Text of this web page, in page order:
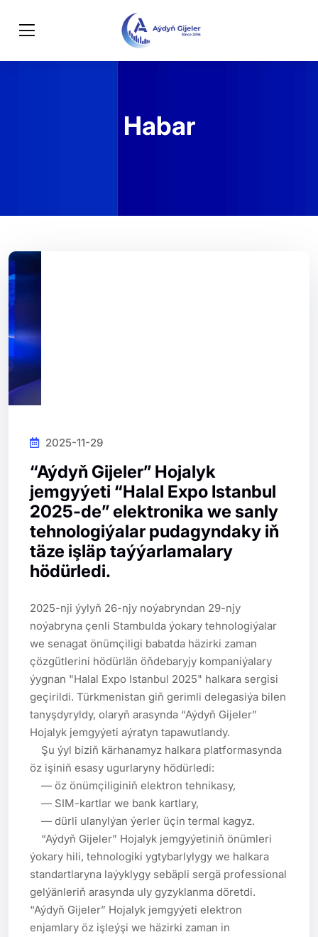
Habar
2025-11-29
“Aýdyň Gijeler” Hojalyk
jemgyýeti “Halal Expo Istanbul
2025-de” elektronika we sanly
tehnologiýalar pudagyndaky iň
täze işläp taýýarlamalary
hödürledi.
2025-nji ýylyň 26-njy noýabryndan 29-njy
noýabryna çenli Stambulda ýokary tehnologiýalar
we senagat önümçiligi babatda häzirki zaman
çözgütlerini hödürlän öňdebaryjy kompaniýalary
ýygnan "Halal Expo Istanbul 2025" halkara sergisi
geçirildi. Türkmenistan giň gerimli delegasiýa bilen
tanyşdyryldy, olaryň arasynda “Aýdyň Gijeler”
Hojalyk jemgyýeti aýratyn tapawutlandy.
öz işiniň esasy ugurlaryny hödürledi:
ýokary hili, tehnologiki ygtybarlylygy we halkara
standartlaryna laýyklygy sebäpli sergä professional
gelýänleriň arasynda uly gyzyklanma döretdi.
“Aýdyň Gijeler” Hojalyk jemgyýeti elektron
enjamlary öz işleýşi we häzirki zaman in